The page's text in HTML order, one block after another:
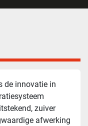
de innovatie in
zuiver
afwerking